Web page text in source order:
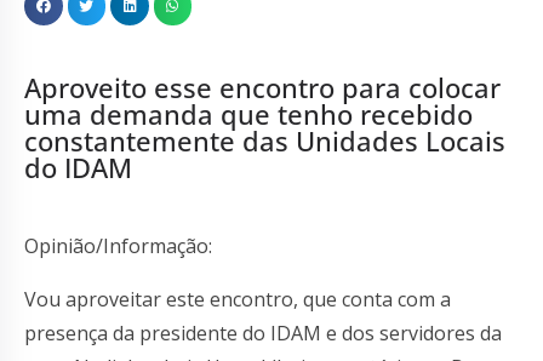
Aproveito esse encontro para colocar
uma demanda que tenho recebido
constantemente das Unidades Locais
do IDAM
Opinião/Informação:
Vou aproveitar este encontro, que conta com a
presença da presidente do IDAM e dos servidores da